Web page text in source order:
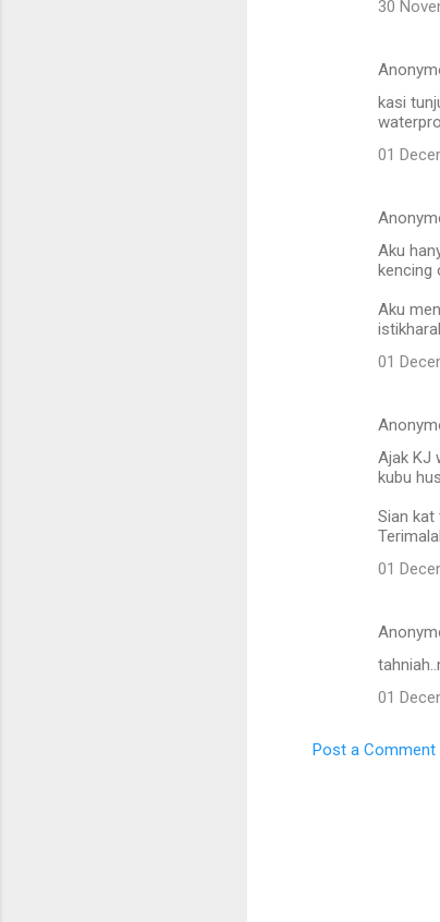
30
kasi
01
Aku
kencing
Aku
01
Ajak KJ
kubu
Sian kat
01
01
Post a Comment